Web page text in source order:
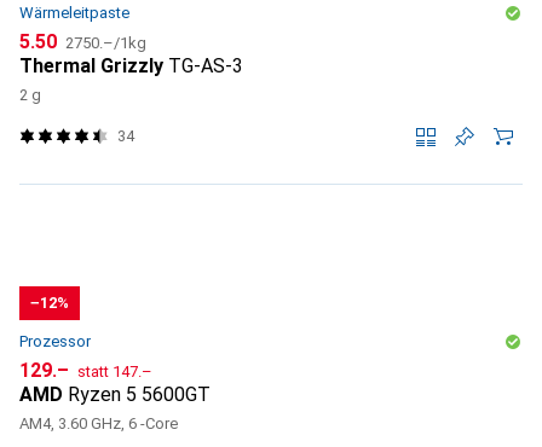
Wärmeleitpaste
CHF
5.50 CHF
2750.–/1kg
Thermal Grizzly TG-AS-3
2 g
34
−12%
Prozessor
CHF
129.– statt CHF
147.–
AMD Ryzen 5 5600GT
AM4, 3.60 GHz, 6 -Core